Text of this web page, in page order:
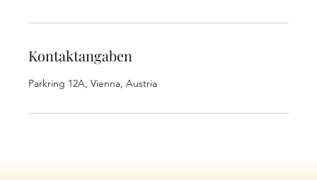
Kontaktangaben
Parkring 12A, Vienna, Austria